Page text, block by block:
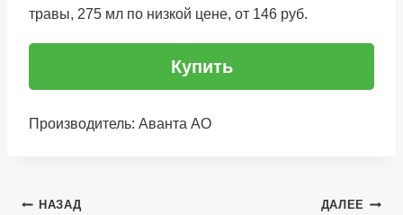
травы, 275 мл по низкой цене, от 146 руб.
Купить
Производитель: Аванта АО
Навигация
НАЗАД ДАЛЕЕ